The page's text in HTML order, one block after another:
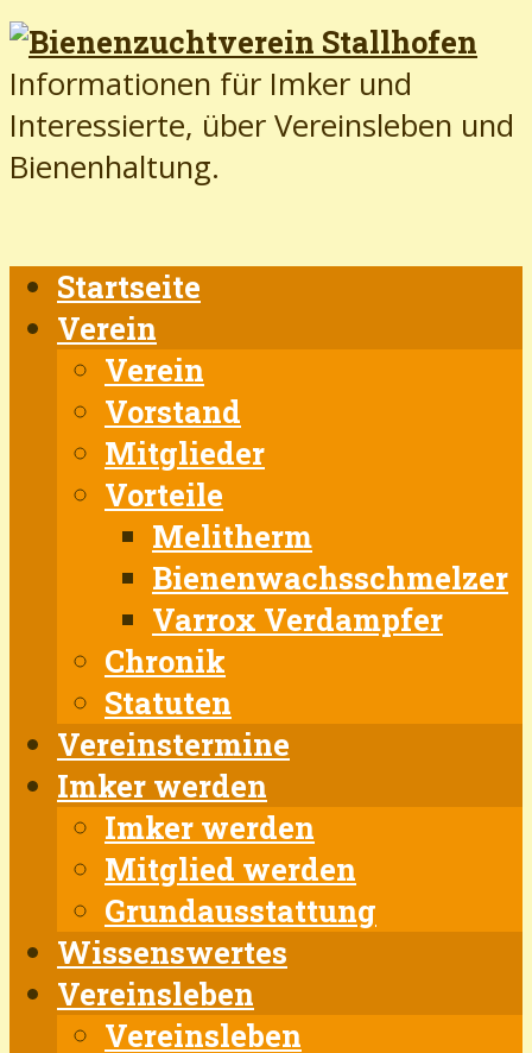
Informationen für Imker und
Interessierte, über Vereinsleben und
Bienenhaltung.
Startseite
Verein
Verein
Vorstand
Mitglieder
Vorteile
Melitherm
Bienenwachsschmelzer
Varrox Verdampfer
Chronik
Statuten
Vereinstermine
Imker werden
Imker werden
Mitglied werden
Grundausstattung
Wissenswertes
Vereinsleben
Vereinsleben